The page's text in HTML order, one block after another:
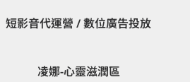
短影音代運營 / 數位廣告投放
凌娜-心靈滋潤區